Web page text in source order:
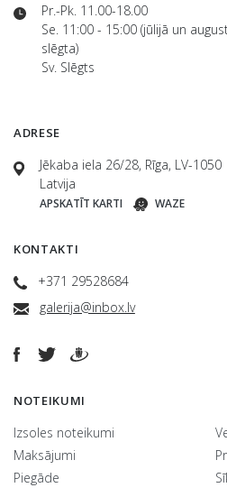
Pr.-Pk. 11.00-18.00
Se. 11:00 - 15:00 (jūlijā un
slēgta)
Sv. Slēgts
ADRESE
Jēkaba iela 26/28, Rīga, LV-1050
Latvija
APSKATĪT KARTI WAZE
KONTAKTI
+371 29528684
galerija@inbox.lv
NOTEIKUMI
Izsoles noteikumi
Maksājumi
Piegāde